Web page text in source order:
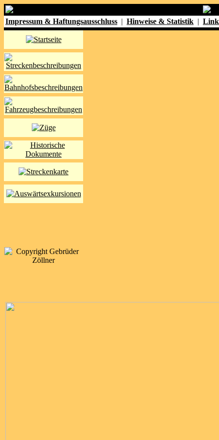
Impressum & Haftungsausschluss | Hinweise & Statistik |